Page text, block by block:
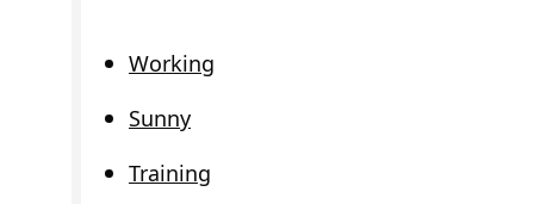
Working
Sunny
Training